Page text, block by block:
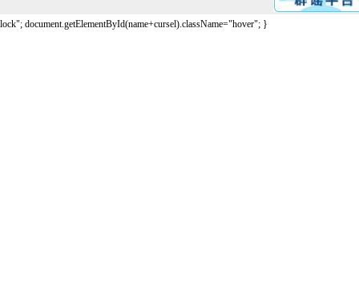
lock"; document.getElementById(name+cursel).className="hover"; }